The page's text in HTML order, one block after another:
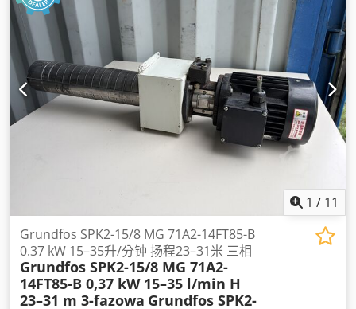
1 / 11
Grundfos SPK2-15/8 MG 71A2-14FT85-B
0.37 kW 15–35升/分钟 扬程23–31米 三相
Grundfos SPK2-15/8 MG 71A2-
14FT85-B 0,37 kW 15–35 l/min H
23–31 m 3-fazowa Grundfos SPK2-